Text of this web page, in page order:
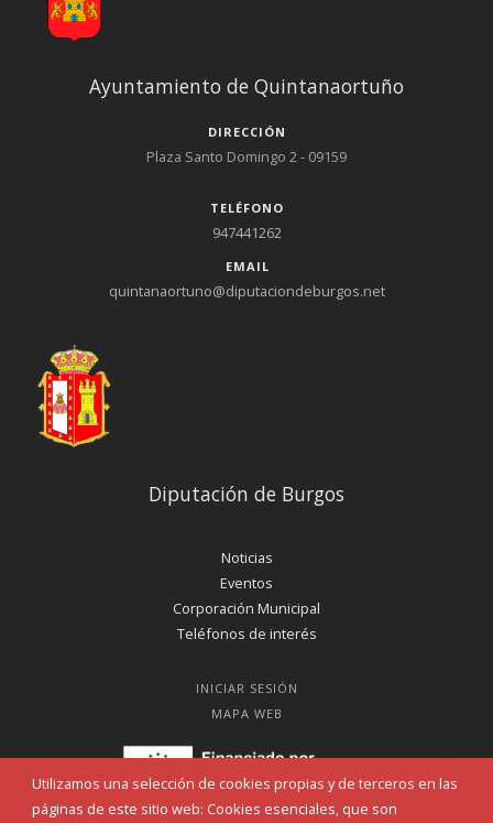
Utilizamos una selección de cookies propias y de terceros en las
páginas de este sitio web: Cookies esenciales, que son
Ayuntamiento de Quintanaortuño
DIRECCIÓN
Plaza Santo Domingo 2 - 09159
TELÉFONO
947441262
EMAIL
quintanaortuno@diputaciondeburgos.net
Diputación de Burgos
Noticias
Eventos
Corporación Municipal
Teléfonos de interés
INICIAR SESIÓN
MAPA WEB